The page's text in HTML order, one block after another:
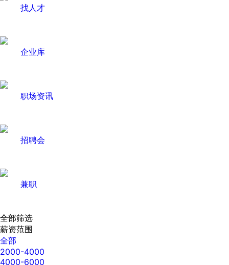
找人才
企业库
职场资讯
招聘会
兼职
全部筛选
薪资范围
全部
2000-4000
4000-6000